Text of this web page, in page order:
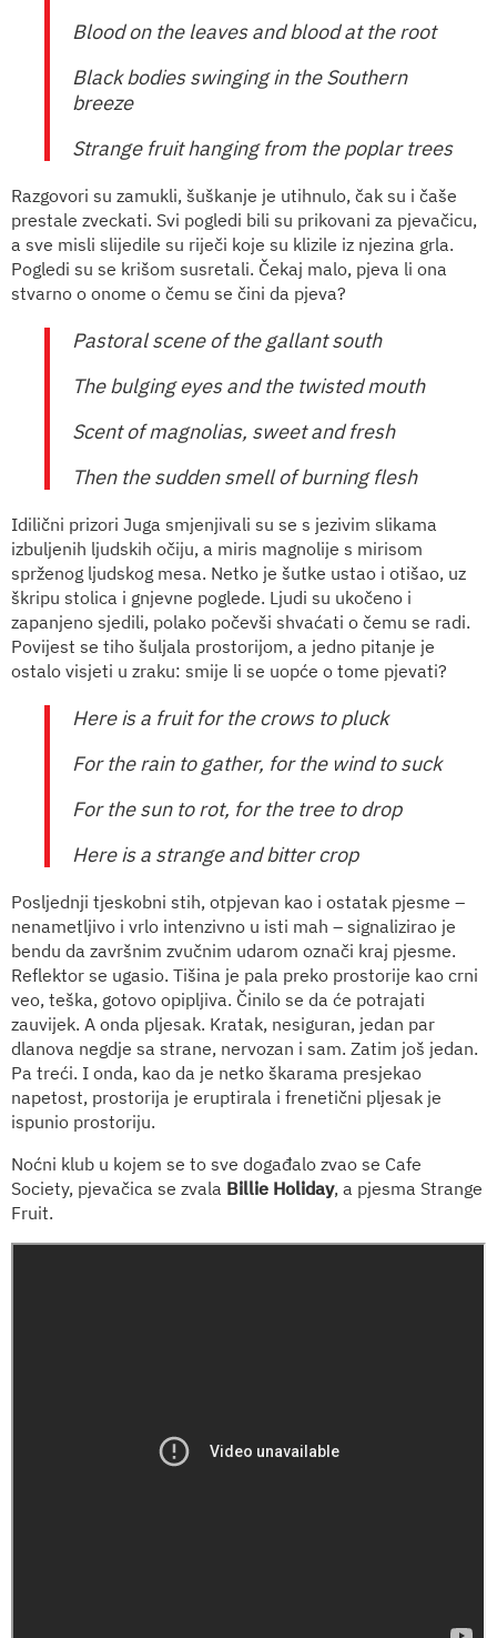
Blood on the leaves and blood at the root
Black bodies swinging in the Southern
breeze
Strange fruit hanging from the poplar trees
Razgovori su zamukli, šuškanje je utihnulo, čak su i čaše
prestale zveckati. Svi pogledi bili su prikovani za pjevačicu,
a sve misli slijedile su riječi koje su klizile iz njezina grla.
Pogledi su se krišom susretali. Čekaj malo, pjeva li ona
stvarno o onome o čemu se čini da pjeva?
Pastoral scene of the gallant south
The bulging eyes and the twisted mouth
Scent of magnolias, sweet and fresh
Then the sudden smell of burning flesh
Idilični prizori Juga smjenjivali su se s jezivim slikama
izbuljenih ljudskih očiju, a miris magnolije s mirisom
sprženog ljudskog mesa. Netko je šutke ustao i otišao, uz
škripu stolica i gnjevne poglede. Ljudi su ukočeno i
zapanjeno sjedili, polako počevši shvaćati o čemu se radi.
Povijest se tiho šuljala prostorijom, a jedno pitanje je
ostalo visjeti u zraku: smije li se uopće o tome pjevati?
Here is a fruit for the crows to pluck
For the rain to gather, for the wind to suck
For the sun to rot, for the tree to drop
Here is a strange and bitter crop
Posljednji tjeskobni stih, otpjevan kao i ostatak pjesme –
nenametljivo i vrlo intenzivno u isti mah – signalizirao je
bendu da završnim zvučnim udarom označi kraj pjesme.
Reflektor se ugasio. Tišina je pala preko prostorije kao crni
veo, teška, gotovo opipljiva. Činilo se da će potrajati
zauvijek. A onda pljesak. Kratak, nesiguran, jedan par
dlanova negdje sa strane, nervozan i sam. Zatim još jedan.
Pa treći. I onda, kao da je netko škarama presjekao
napetost, prostorija je eruptirala i frenetični pljesak je
ispunio prostoriju.
Noćni klub u kojem se to sve događalo zvao se Cafe
Society, pjevačica se zvala Billie Holiday, a pjesma Strange
Fruit.